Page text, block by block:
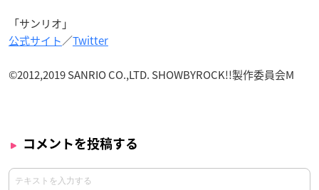
「サンリオ」
公式サイト／Twitter
©2012,2019 SANRIO CO.,LTD. SHOWBYROCK!!製作委員会M
コメントを投稿する